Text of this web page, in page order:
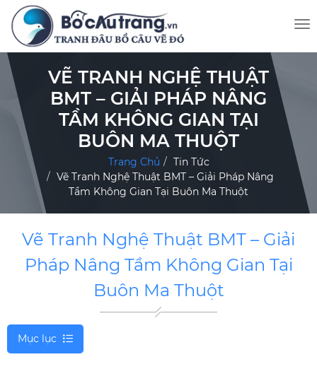
Trang Chủ
Tin Tức
Vẽ Tranh Nghệ Thuật BMT – Giải Pháp Nâng
Tầm Không Gian Tại Buôn Ma Thuột
VẼ TRANH NGHỆ THUẬT
BMT – GIẢI PHÁP NÂNG
TẦM KHÔNG GIAN TẠI
BUÔN MA THUỘT
Vẽ Tranh Nghệ Thuật BMT – Giải
Pháp Nâng Tầm Không Gian Tại
Buôn Ma Thuột
Mục lục